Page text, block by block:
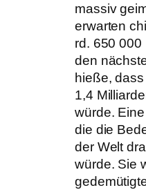
massiv
erwarten
rd. 650 000
den
hieße,
1,4
würde.
die die
der Welt
würde. Sie